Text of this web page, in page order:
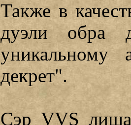
Также в
дуэли обра
уникальному
декрет".
Сэр VVS